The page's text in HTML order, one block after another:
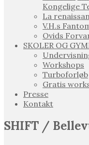
Kongelige
La
V.H.s
Ovids
SKOLER OG
Workshops
Turboforløb
Gratis
Presse
Kontakt
SHIFT /